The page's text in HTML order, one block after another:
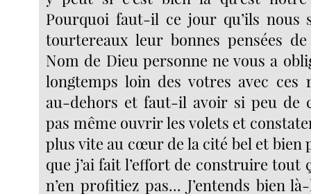
Pourquoi faut-il ce jour qu’ils nous
tourtereaux leur bonnes pensées
Nom de Dieu personne ne vous a
longtemps loin des votres avec ces
au-dehors et faut-il avoir si peu de
pas même ouvrir les volets et
plus vite au cœur de la cité bel et bien
que j’ai fait l’effort de construire tout
n’en profitiez pas... J’entends bien